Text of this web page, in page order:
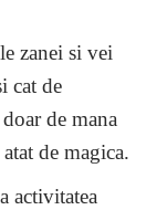
zanei si vei
cat de
de mana
de magica.
activitatea